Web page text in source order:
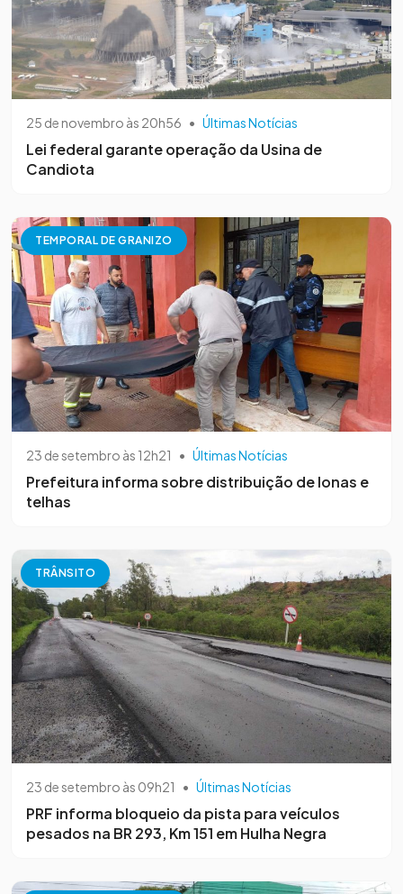
25 de novembro às 20h56 • Últimas Notícias
Lei federal garante operação da Usina de
Candiota
TEMPORAL DE GRANIZO
23 de setembro às 12h21 • Últimas Notícias
Prefeitura informa sobre distribuição de lonas e
telhas
TRÂNSITO
23 de setembro às 09h21 • Últimas Notícias
PRF informa bloqueio da pista para veículos
pesados na BR 293, Km 151 em Hulha Negra